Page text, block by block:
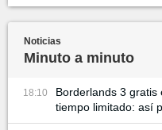
Noticias
Minuto a minuto
18:10
Borderlands 3 gratis
tiempo limitado: así